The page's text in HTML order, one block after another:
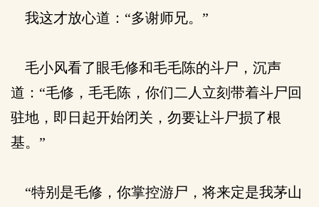
我这才放心道：“多谢师兄。”
毛小风看了眼毛修和毛毛陈的斗尸，沉声
道：“毛修，毛毛陈，你们二人立刻带着斗尸回
驻地，即日起开始闭关，勿要让斗尸损了根
基。”
“特别是毛修，你掌控游尸，将来定是我茅山